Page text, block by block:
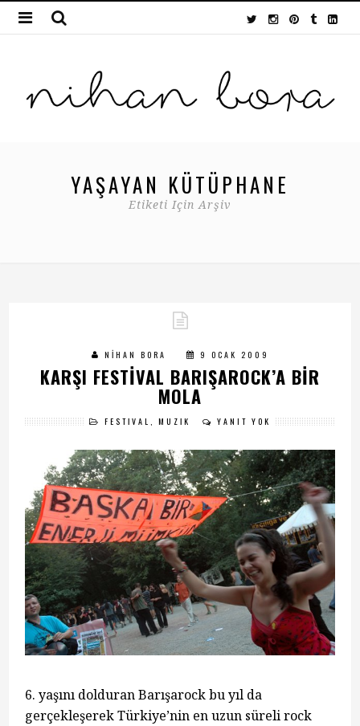
YAŞAYAN KÜTÜPHANE
Etiketi Için Arşiv
NIHAN BORA 9 OCAK 2009
KARŞI FESTIVAL BARIŞAROCK’A BIR
MOLA
FESTIVAL MÜZIK YANIT YOK
6. yaşını dolduran Barışarock bu yıl da
gerçekleşerek Türkiye’nin en uzun süreli rock